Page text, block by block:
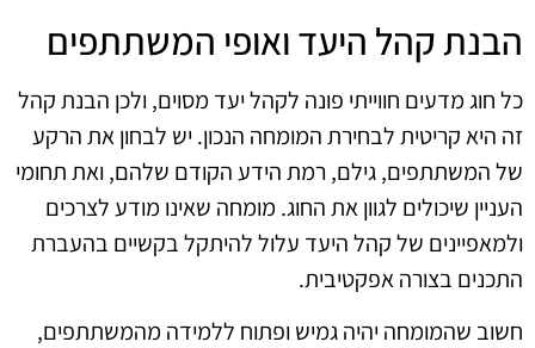
הבנת קהל היעד ואופי המשתתפים
כל חוג מדעים חווייתי פונה לקהל יעד מסוים, ולכן הבנת קהל
זה היא קריטית לבחירת המומחה הנכון. יש לבחון את הרקע
של המשתתפים, גילם, רמת הידע הקודם שלהם, ואת תחומי
העניין שיכולים לגוון את החוג. מומחה שאינו מודע לצרכים
ולמאפיינים של קהל היעד עלול להיתקל בקשיים בהעברת
התכנים בצורה אפקטיבית.
חשוב שהמומחה יהיה גמיש ופתוח ללמידה מהמשתתפים,